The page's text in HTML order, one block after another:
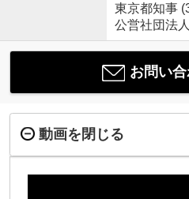
東京都知事
公営社団法
お問い
動画を閉じる